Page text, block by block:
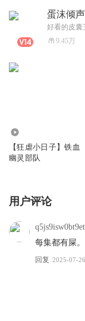
蛋沫倾声
好看的皮囊
9.45万
【狂虐小日子】铁血
幽灵部队
用户评论
每集都有屎。
回复 2025-07-26